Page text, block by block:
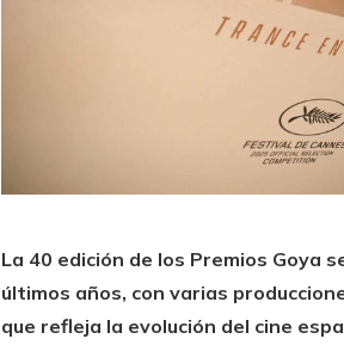
La 40 edición de los Premios Goya
últimos años, con varias
que refleja la evolución del cine